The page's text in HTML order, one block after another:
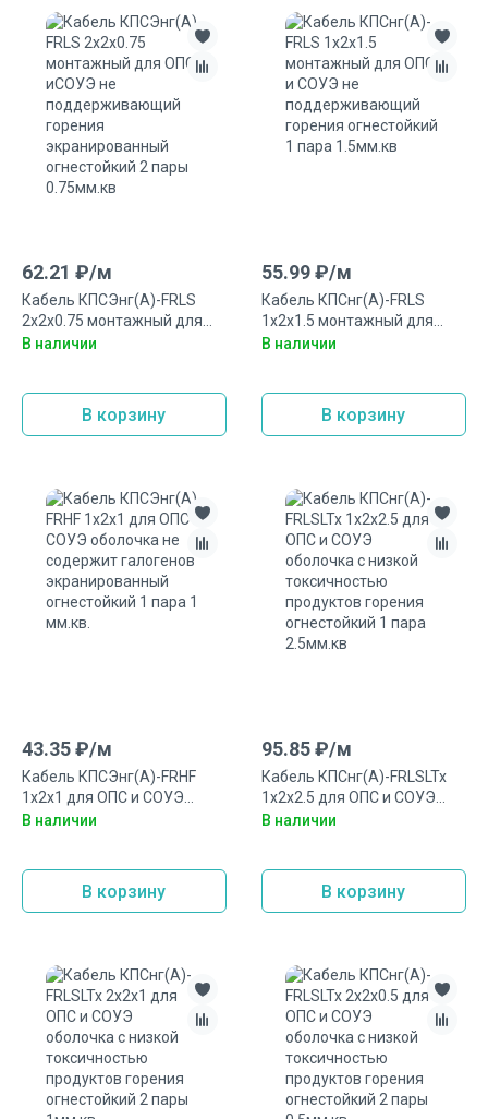
62.21 ₽/м
Кабель КПСЭнг(А)-FRLS
2х2х0.75 монтажный для
ОПС иСОУЭ не
огнестойкий 2 пары
0.75мм.кв
В наличии
В корзину
55.99₽/м
Кабель КПСнг(А)-FRLS
1х2х1.5 монтажный для
ОПС и СОУЭ не
1.5мм.кв
В наличии
В корзину
43.35₽/м
Кабель КПСЭнг(А)-FRHF
1х2х1 для ОПС и СОУЭ
оболочка не содержит
В наличии
В корзину
95.85₽/м
Кабель КПСнг(А)-FRLSLTx
1х2х2.5 для ОПС и СОУЭ
оболочка с низкой
2.5мм.кв
В наличии
В корзину